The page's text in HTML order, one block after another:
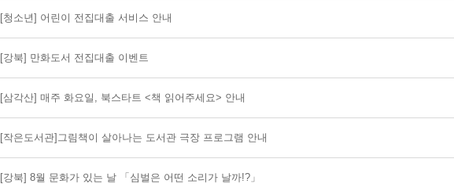
[청소년] 어린이 전집대출 서비스 안내
[강북] 만화도서 전집대출 이벤트
[삼각산] 매주 화요일, 북스타트 <책 읽어주세요> 안내
[작은도서관]그림책이 살아나는 도서관 극장 프로그램 안내
[강북] 8월 문화가 있는 날 「심벌은 어떤 소리가 날까!?」